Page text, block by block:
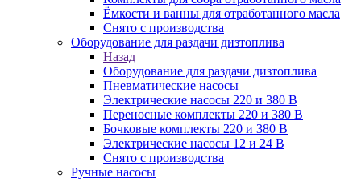
Ёмкости и ванны для отработанного масла
Снято с производства
Оборудование для раздачи дизтоплива
Назад
Оборудование для раздачи дизтоплива
Пневматические насосы
Электрические насосы 220 и 380 В
Переносные комплекты 220 и 380 В
Бочковые комплекты 220 и 380 В
Электрические насосы 12 и 24 В
Снято с производства
Ручные насосы